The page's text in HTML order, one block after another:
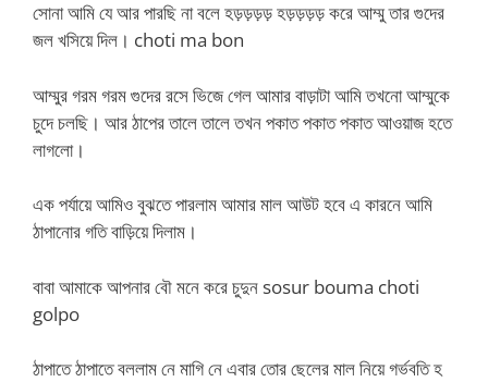
সোনা আমি যে আর পারছি না বলে হড়ড়ড়ড় হড়ড়ড়ড় করে আম্মু তার গুদের
জল খসিয়ে দিল। choti ma bon
আম্মুর গরম গরম গুদের রসে ভিজে গেল আমার বাড়াটা আমি তখনো আম্মুকে
চুদে চলছি। আর ঠাপের তালে তালে তখন পকাত পকাত পকাত আওয়াজ হতে
লাগলো।
এক পর্যায়ে আমিও বুঝতে পারলাম আমার মাল আউট হবে এ কারনে আমি
ঠাপানোর গতি বাড়িয়ে দিলাম।
বাবা আমাকে আপনার বৌ মনে করে চুদুন sosur bouma choti
golpo
ঠাপাতে ঠাপাতে বললাম নে মাগি নে এবার তোর ছেলের মাল নিয়ে গর্ভবতি হ